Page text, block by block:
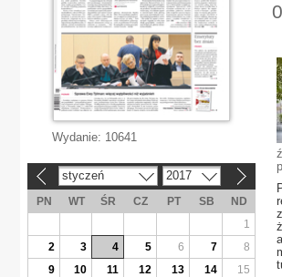
Wydanie: 10641
styczeń 2017
PN WT ŚR CZ PT SB
ND
1
2
3 4 5 6 7
8
9
10 11 12 13 14
15